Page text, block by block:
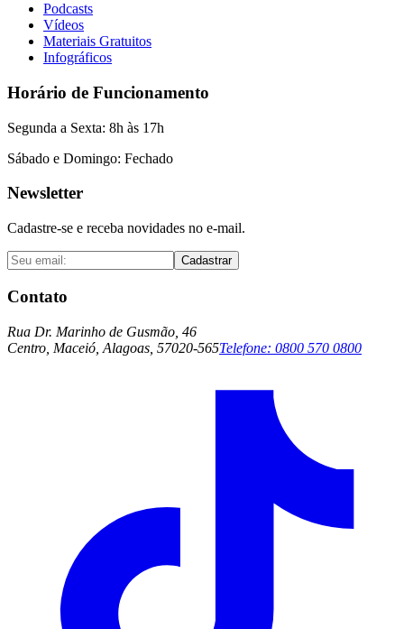
Podcasts
Vídeos
Materiais Gratuitos
Infográficos
Horário de Funcionamento
Segunda a Sexta: 8h às 17h
Sábado e Domingo: Fechado
Newsletter
Cadastre-se e receba novidades no e-mail.
Cadastrar
Contato
Rua Dr. Marinho de Gusmão, 46
Centro, Maceió, Alagoas, 57020-565Telefone: 0800 570 0800